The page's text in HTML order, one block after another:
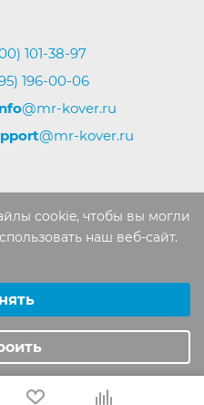
101-38-97
196-00-06
@mr-kover.ru
@mr-kover.ru
MR-KOVER.RU
Воспроизведение
разрешения
cookie, чтобы вы могли
наш веб-сайт.